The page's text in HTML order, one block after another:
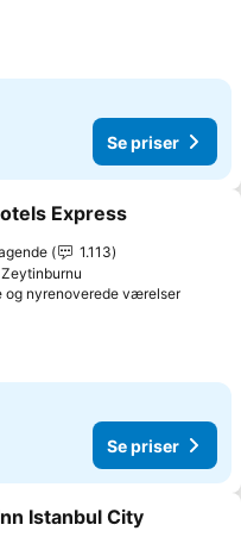
Se priser
favoritter
Express
1.113
og nyrenoverede værelser
Se priser
favoritter
Istanbul City